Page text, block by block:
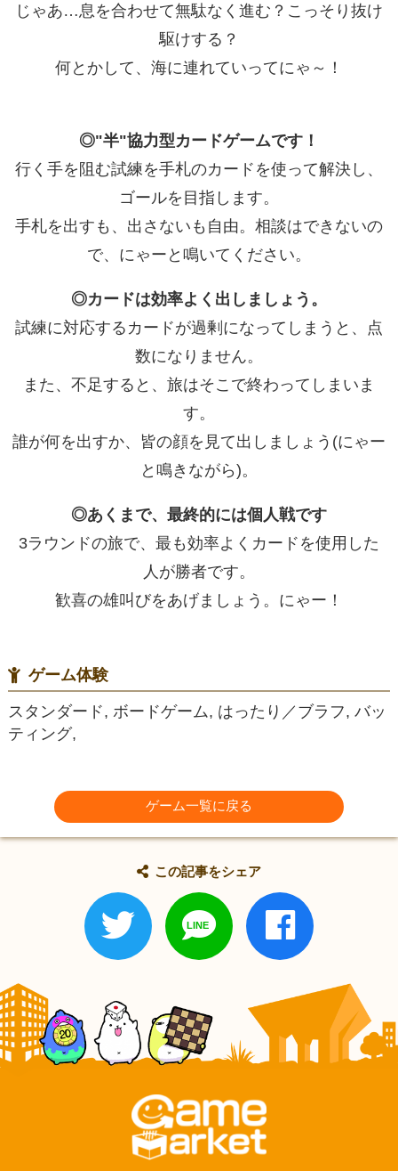
じゃあ…息を合わせて無駄なく進む？こっそり抜け
駆けする？
何とかして、海に連れていってにゃ～！
◎"半"協力型カードゲームです！
行く手を阻む試練を手札のカードを使って解決し、
ゴールを目指します。
手札を出すも、出さないも自由。相談はできないの
で、にゃーと鳴いてください。
◎カードは効率よく出しましょう。
試練に対応するカードが過剰になってしまうと、点
数になりません。
また、不足すると、旅はそこで終わってしまいま
す。
誰が何を出すか、皆の顔を見て出しましょう(にゃー
と鳴きながら)。
◎あくまで、最終的には個人戦です
3ラウンドの旅で、最も効率よくカードを使用した
人が勝者です。
歓喜の雄叫びをあげましょう。にゃー！
ゲーム体験
スタンダード, ボードゲーム, はったり／ブラフ, バッ
ティング,
ゲーム一覧に戻る
この記事をシェア